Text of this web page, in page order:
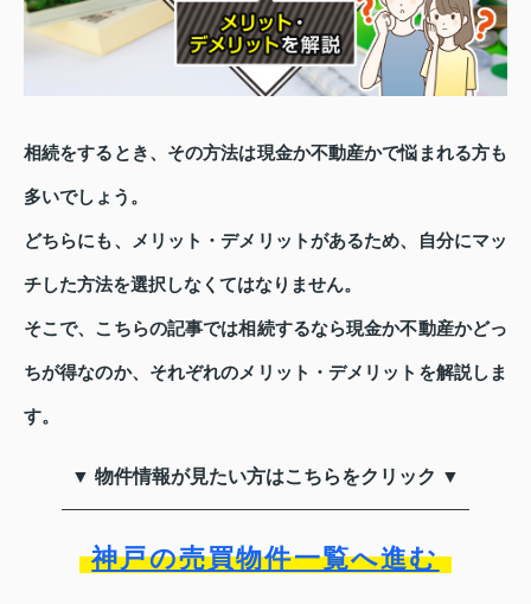
相続をするとき、その方法は現金か不動産かで悩まれる方も
多いでしょう。
どちらにも、メリット・デメリットがあるため、自分にマッ
チした方法を選択しなくてはなりません。
そこで、こちらの記事では相続するなら現金か不動産かどっ
ちが得なのか、それぞれのメリット・デメリットを解説しま
す。
▼ 物件情報が見たい方はこちらをクリック ▼
神戸の売買物件一覧へ進む